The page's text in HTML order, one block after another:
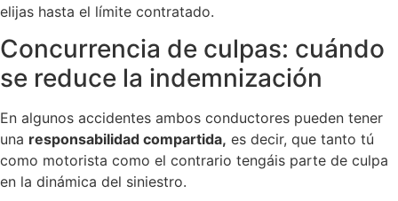
elijas hasta el límite contratado.
Concurrencia de culpas: cuándo
se reduce la indemnización
En algunos accidentes ambos conductores pueden tener
una responsabilidad compartida, es decir, que tanto tú
como motorista como el contrario tengáis parte de culpa
en la dinámica del siniestro.